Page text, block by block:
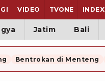
VIDEO TVONE INDEX
Jatim Bali
Bentrokan di Menteng